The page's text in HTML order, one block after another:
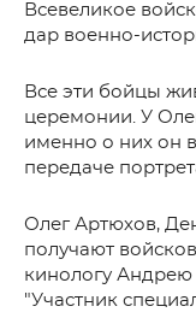
Всевеликое
дар военно-
Все эти бойцы
церемонии. У
именно о них он
передаче
Олег Артюхов,
получают
кинологу
"Участник